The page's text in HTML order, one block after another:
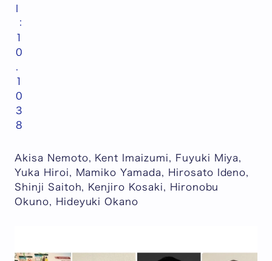
：
1
0
.
1
0
3
8
Akisa Nemoto, Kent Imaizumi, Fuyuki Miya,
Yuka Hiroi, Mamiko Yamada, Hirosato Ideno,
Shinji Saitoh, Kenjiro Kosaki, Hironobu
Okuno, Hideyuki Okano